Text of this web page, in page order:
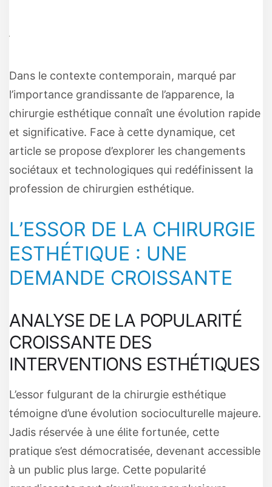
Dans le contexte contemporain, marqué par
l’importance grandissante de l’apparence, la
chirurgie esthétique connaît une évolution rapide
et significative. Face à cette dynamique, cet
article se propose d’explorer les changements
sociétaux et technologiques qui redéfinissent la
profession de chirurgien esthétique.
L’ESSOR DE LA CHIRURGIE
ESTHÉTIQUE : UNE
DEMANDE CROISSANTE
ANALYSE DE LA POPULARITÉ
CROISSANTE DES
INTERVENTIONS ESTHÉTIQUES
L’essor fulgurant de la chirurgie esthétique
témoigne d’une évolution socioculturelle majeure.
Jadis réservée à une élite fortunée, cette
pratique s’est démocratisée, devenant accessible
à un public plus large. Cette popularité